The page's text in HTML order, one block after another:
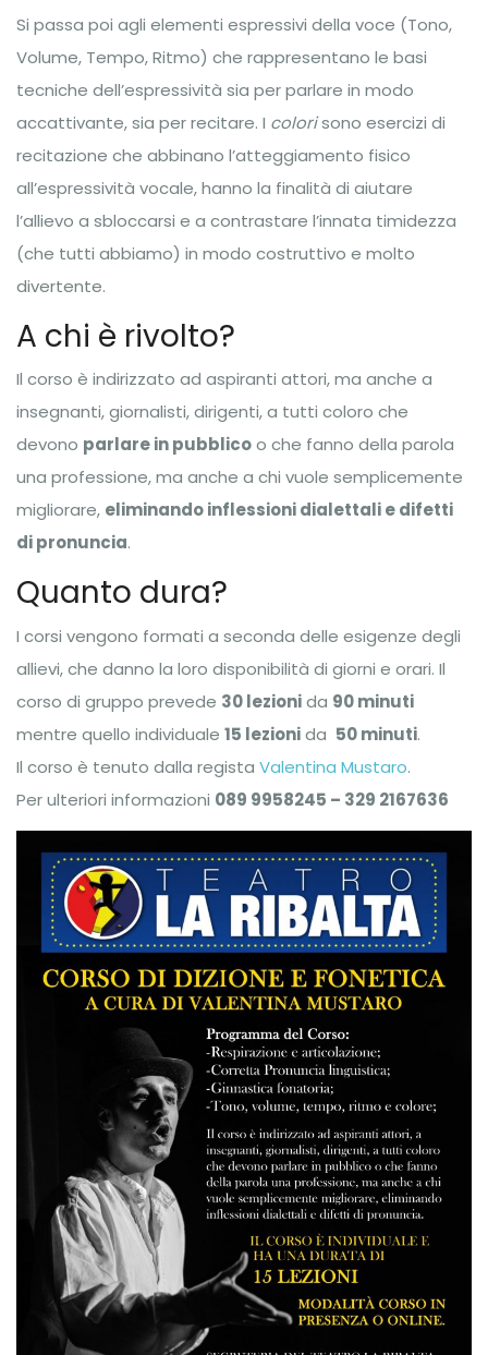
Si passa poi agli elementi espressivi della voce (Tono,
Volume, Tempo, Ritmo) che rappresentano le basi
tecniche dell’espressività sia per parlare in modo
accattivante, sia per recitare. I colorisono esercizi di
recitazione che abbinano l’atteggiamento fisico
all’espressività vocale, hanno la finalità di aiutare
l’allievo a sbloccarsi e a contrastare l’innata timidezza
(che tutti abbiamo) in modo costruttivo e molto
divertente.
A chi è rivolto?
Il corso è indirizzato ad aspiranti attori, ma anche a
insegnanti, giornalisti, dirigenti, a tutti coloro che
devono parlare in pubblicoo che fanno della parola
una professione, ma anche a chi vuole semplicemente
migliorare, eliminando inflessioni dialettali e difetti
di pronuncia.
Quanto dura?
I corsi vengono formati a seconda delle esigenze degli
allievi, che danno la loro disponibilità di giorni e orari. Il
corso di gruppo prevede 30 lezionida 90 minuti
mentre quello individuale 15 lezionida 50 minuti.
Il corso è tenuto dalla regista Valentina Mustaro.
Per ulteriori informazioni 089 9958245 – 329 2167636